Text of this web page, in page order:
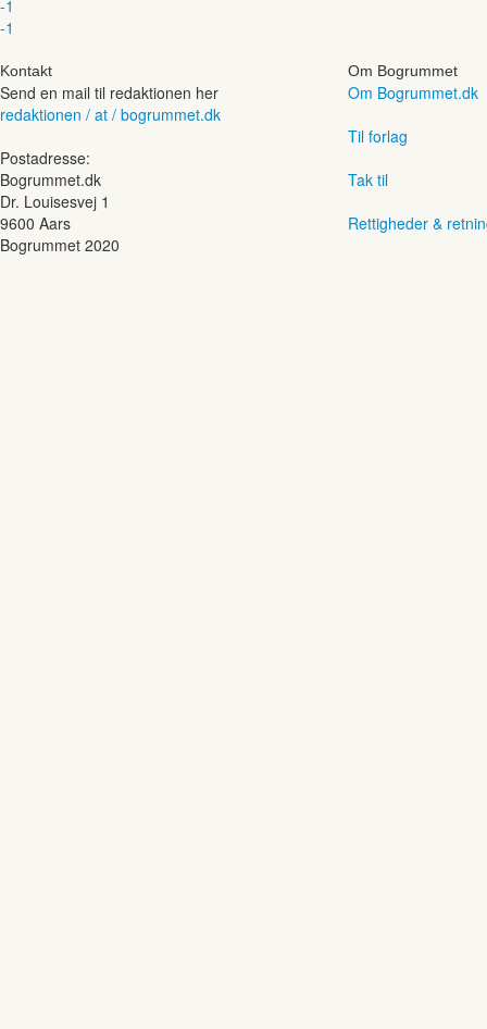
-1
-1
Kontakt
Send en mail til redaktionen her
redaktionen / at / bogrummet.dk
Postadresse:
Bogrummet.dk
Dr. Louisesvej 1
9600 Aars
Om Bogrummet
Om Bogrummet.dk
Til forlag
Tak til
Rettigheder &
Bogrummet 2020